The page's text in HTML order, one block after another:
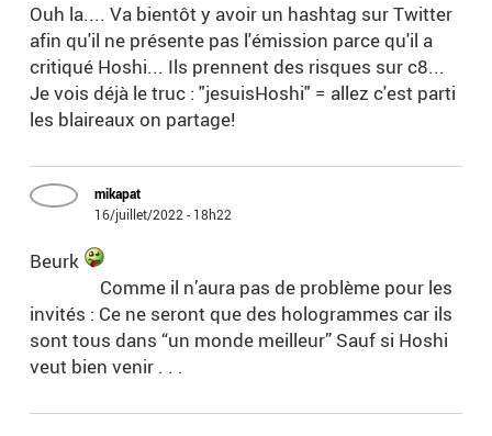
Ouh la.... Va bientôt y avoir un hashtag sur Twitter
afin qu'il ne présente pas l'émission parce qu'il a
critiqué Hoshi... Ils prennent des risques sur c8...
Je vois déjà le truc : "jesuisHoshi" = allez c'est parti
les blaireaux on partage!
mikapat
16/juillet/2022 - 18h22
Beurk
Comme il n’aura pas de problème pour les
invités : Ce ne seront que des hologrammes car ils
sont tous dans “un monde meilleur” Sauf si Hoshi
veut bien venir . . .